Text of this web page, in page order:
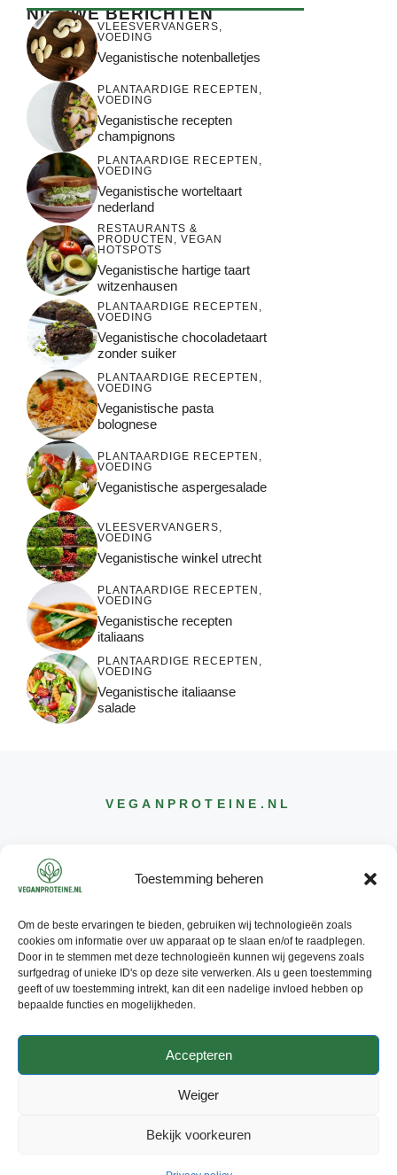
Toestemming beheren
Om de beste ervaringen te bieden, gebruiken wij technologieën zoals
cookies om informatie over uw apparaat op te slaan en/of te raadplegen.
Door in te stemmen met deze technologieën kunnen wij gegevens zoals
surfgedrag of unieke ID's op deze site verwerken. Als u geen toestemming
geeft of uw toestemming intrekt, kan dit een nadelige invloed hebben op
bepaalde functies en mogelijkheden.
Accepteren
Weiger
Bekijk voorkeuren
NIEUWE BERICHTEN
VLEESVERVANGERS,
VOEDING
Veganistische notenballetjes
PLANTAARDIGE RECEPTEN ,
VOEDING
Veganistische recepten
champignons
PLANTAARDIGE RECEPTEN ,
VOEDING
Veganistische worteltaart
nederland
RESTAURANTS &
PRODUCTEN
VEGAN
HOTSPOTS
Veganistische hartige taart
witzenhausen
PLANTAARDIGE RECEPTEN ,
VOEDING
Veganistische chocoladetaart
zonder suiker
PLANTAARDIGE RECEPTEN ,
VOEDING
Veganistische pasta
bolognese
PLANTAARDIGE RECEPTEN ,
VOEDING
Veganistische aspergesalade
VLEESVERVANGERS,
VOEDING
Veganistische winkel utrecht
PLANTAARDIGE RECEPTEN ,
VOEDING
Veganistische recepten
italiaans
PLANTAARDIGE RECEPTEN ,
VOEDING
Veganistische italiaanse
salade
VEGANPROTEINE .NL
CONTACT
INFO@ VEGANPROTEINE.NL
PRIVACY POLICY
CONTACT